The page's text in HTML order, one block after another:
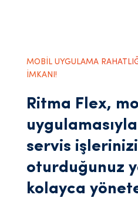
MOBİL UYGULAMA
İMKANI!
Ritma Flex,
servis işlerinizi
oturduğunuz
kolayca